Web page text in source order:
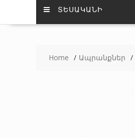
ՏԵՍԱԿԱՆԻ
Home Ապրանքներ